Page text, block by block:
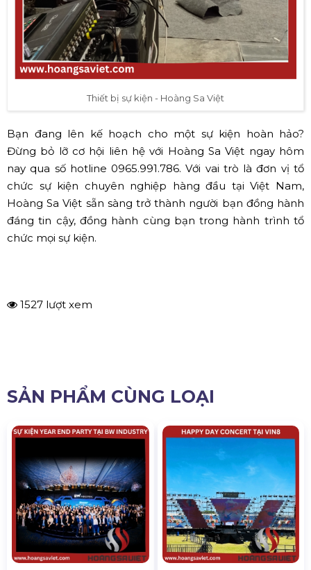
Thiết bị sự kiện - Hoàng Sa Việt
Bạn đang lên kế hoạch cho một sự kiện hoàn hảo?
Đừng bỏ lỡ cơ hội liên hệ với Hoàng Sa Việt ngay hôm
nay qua số hotline 0965.991.786. Với vai trò là đơn vị tổ
chức sự kiện chuyên nghiệp hàng đầu tại Việt Nam,
Hoàng Sa Việt sẵn sàng trở thành người bạn đồng hành
đáng tin cậy, đồng hành cùng bạn trong hành trình tổ
chức mọi sự kiện.
1527 lượt xem
SẢN PHẨM CÙNG LOẠI